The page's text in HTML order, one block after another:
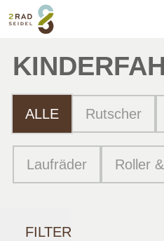
ALLE Rutscher
Laufräder Roller
FILTER